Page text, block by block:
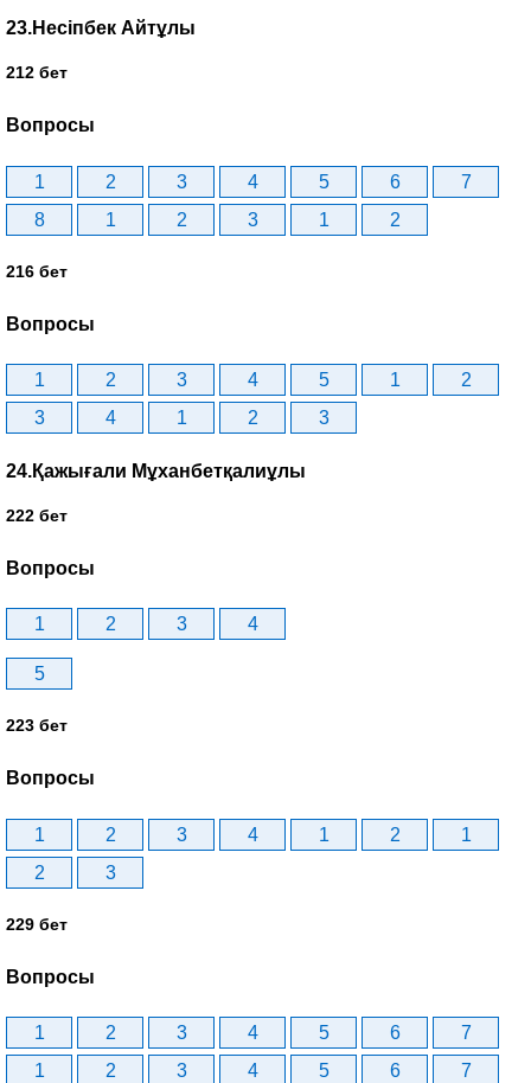
23.Несіпбек Айтұлы
212 бет
Вопросы
1 2 3 4 5 6
7
8
1 2 3 1 2
216 бет
Вопросы
1 2 3 4 5 1
2
3
4 1 2 3
24.Қажығали Мұханбетқалиұлы
222 бет
Вопросы
1 2 3 4
5
223 бет
Вопросы
1 2 3 4 1 2
1
2
3
229 бет
Вопросы
1 2 3 4 5 6
7
1
2 3 4 5 6 7